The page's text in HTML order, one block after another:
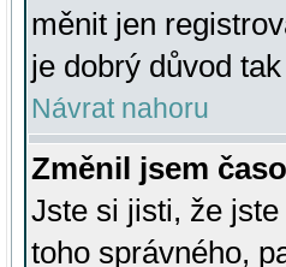
měnit jen
je dobrý důvod
Návrat nahoru
Změnil jsem
Jste si jisti, že
toho správného,